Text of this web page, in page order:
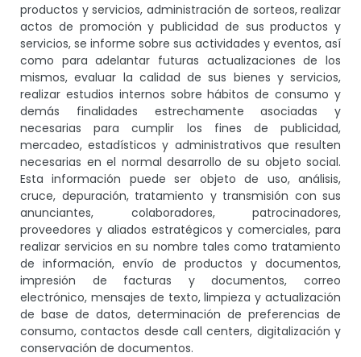
productos y servicios, administración de sorteos, realizar
actos de promoción y publicidad de sus productos y
servicios, se informe sobre sus actividades y eventos, así
como para adelantar futuras actualizaciones de los
mismos, evaluar la calidad de sus bienes y servicios,
realizar estudios internos sobre hábitos de consumo y
demás finalidades estrechamente asociadas y
necesarias para cumplir los fines de publicidad,
mercadeo, estadísticos y administrativos que resulten
necesarias en el normal desarrollo de su objeto social.
Esta información puede ser objeto de uso, análisis,
cruce, depuración, tratamiento y transmisión con sus
anunciantes, colaboradores, patrocinadores,
proveedores y aliados estratégicos y comerciales, para
realizar servicios en su nombre tales como tratamiento
de información, envío de productos y documentos,
impresión de facturas y documentos, correo
electrónico, mensajes de texto, limpieza y actualización
de base de datos, determinación de preferencias de
consumo, contactos desde call centers, digitalización y
conservación de documentos.